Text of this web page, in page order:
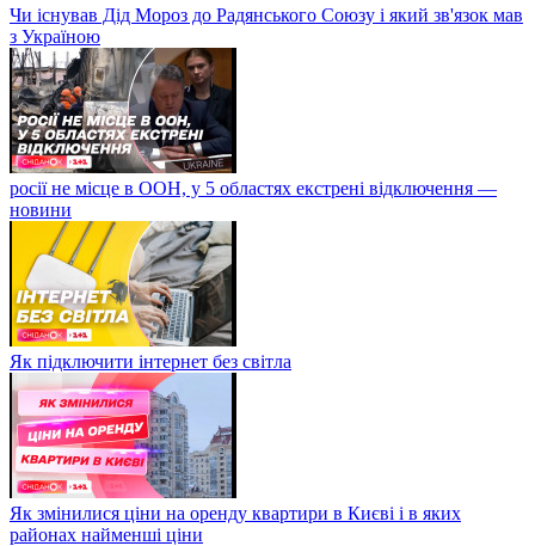
Чи існував Дід Мороз до Радянського Союзу і який зв'язок мав
з Україною
росії не місце в ООН, у 5 областях екстрені відключення —
новини
Як підключити інтернет без світла
Як змінилися ціни на оренду квартири в Києві і в яких
районах найменші ціни